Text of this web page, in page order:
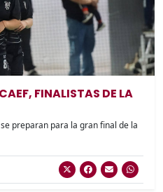
FINALISTAS DE LA
preparan para la gran final de la